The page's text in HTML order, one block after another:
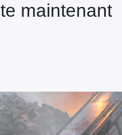
maintenant